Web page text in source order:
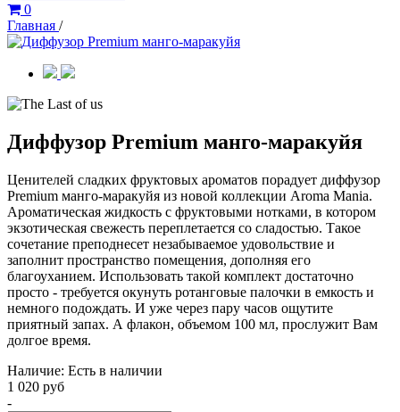
0
Главная /
Диффузор Premium манго-маракуйя
Ценителей сладких фруктовых ароматов порадует диффузор
Premium манго-маракуйя из новой коллекции Aroma Mania.
Ароматическая жидкость с фруктовыми нотками, в котором
экзотическая свежесть переплетается со сладостью. Такое
сочетание преподнесет незабываемое удовольствие и
заполнит пространство помещения, дополняя его
благоуханием. Использовать такой комплект достаточно
просто - требуется окунуть ротанговые палочки в емкость и
немного подождать. И уже через пару часов ощутите
приятный запах. А флакон, объемом 100 мл, прослужит Вам
долгое время.
Наличие: Есть в наличии
1 020 руб
-